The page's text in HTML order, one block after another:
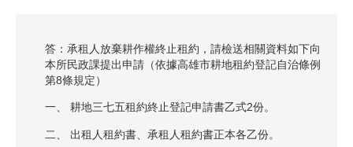
答：承租人放棄耕作權終止租約，請檢送相關資料如下向
本所民政課提出申請（依據高雄市耕地租約登記自治條例
第8條規定）
一、 耕地三七五租約終止登記申請書乙式2份。
二、 出租人租約書、承租人租約書正本各乙份。